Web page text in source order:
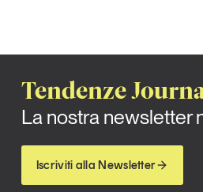
Tendenze
La nostra newsletter
Iscriviti alla Newsletter